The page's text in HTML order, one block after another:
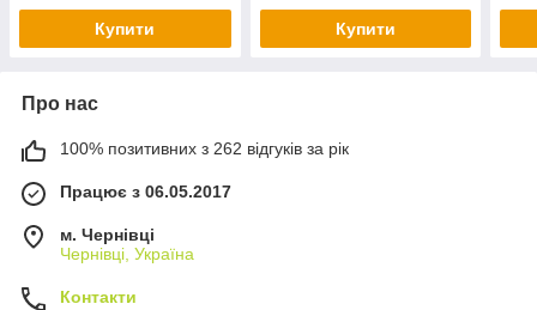
Купити Купити
Про нас
100% позитивних з 262 відгуків за рік
Працює з 06.05.2017
м. Чернівці
Чернівці, Україна
Контакти